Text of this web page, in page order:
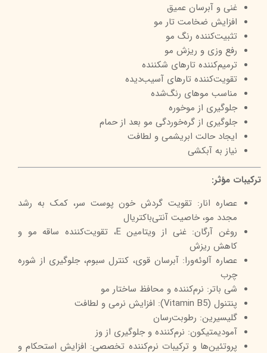
غنی و آبرسان عمیق
افزایش ضخامت تار مو
تثبیت‌کننده رنگ مو
رفع وزی و ریزش مو
ترمیم‌کننده تارهای شکننده
تقویت‌کننده تارهای آسیب‌دیده
مناسب موهای رنگ‌شده
جلوگیری از موخوره
جلوگیری از گره‌خوردگی مو بعد از حمام
ایجاد حالت ابریشمی و لطافت
نیاز به آبکشی
ترکیبات مؤثر:
عصاره انار: تقویت گردش خون پوست سر، کمک به رشد
مجدد مو، خاصیت آنتی‌باکتریال
روغن آرگان: غنی از ویتامین E، تقویت‌کننده ساقه مو و
کاهش ریزش
عصاره آلوئه‌ورا: آبرسان قوی، کنترل سبوم، جلوگیری از شوره
چرب
شی باتر: نرم‌کننده و محافظ ساختار مو
پنتنول (Vitamin B5): افزایش نرمی و لطافت
گلیسیرین: رطوبت‌رسان
آمودیمتیکون: نرم‌کننده و جلوگیری از وز
پروتئین‌ها و ترکیبات نرم‌کننده تخصصی: افزایش استحکام و